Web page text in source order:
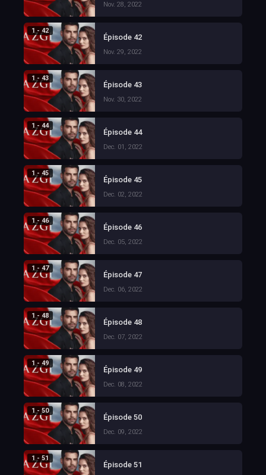
Nov. 28, 2022
1 - 42
Épisode 42
Nov. 29, 2022
1 - 43
Épisode 43
Nov. 30, 2022
1 - 44
Épisode 44
Dec. 01, 2022
1 - 45
Épisode 45
Dec. 02, 2022
1 - 46
Épisode 46
Dec. 05, 2022
1 - 47
Épisode 47
Dec. 06, 2022
1 - 48
Épisode 48
Dec. 07, 2022
1 - 49
Épisode 49
Dec. 08, 2022
1 - 50
Épisode 50
Dec. 09, 2022
1 - 51
Épisode 51